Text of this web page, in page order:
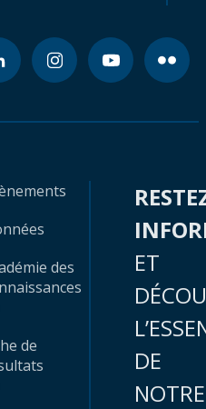
des
de
ET
DE
NOTRE